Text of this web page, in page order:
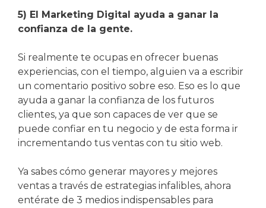
5) El Marketing Digital ayuda a ganar la
confianza de la gente.
Si realmente te ocupas en ofrecer buenas
experiencias, con el tiempo, alguien va a escribir
un comentario positivo sobre eso. Eso es lo que
ayuda a ganar la confianza de los futuros
clientes, ya que son capaces de ver que se
puede confiar en tu negocio y de esta forma ir
incrementando tus ventas con tu sitio web.
Ya sabes cómo generar mayores y mejores
ventas a través de estrategias infalibles, ahora
entérate de 3 medios indispensables para